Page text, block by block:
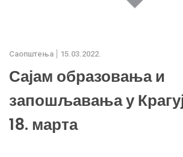
Саопштења 15.03.2022.
Сајам образовања и
запошљавања у
18. марта